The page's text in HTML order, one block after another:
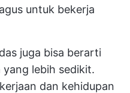
untuk bekerja
juga bisa berarti
yang lebih sedikit.
dan kehidupan